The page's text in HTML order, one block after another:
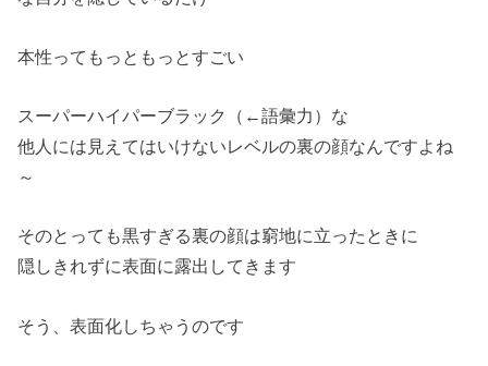
本性ってもっともっとすごい
スーパーハイパーブラック（←語彙力）な
他人には見えてはいけないレベルの裏の顔なんですよね
～
そのとっても黒すぎる裏の顔は窮地に立ったときに
隠しきれずに表面に露出してきます
そう、表面化しちゃうのです